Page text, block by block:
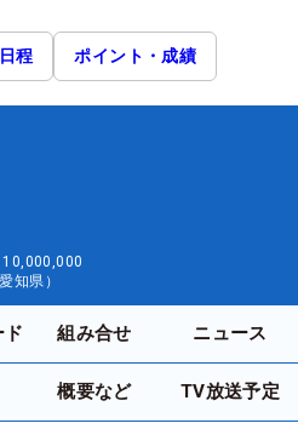
程 ポイント・成績
知県）
ド 組み合せ ニュース
概要など TV放送予定